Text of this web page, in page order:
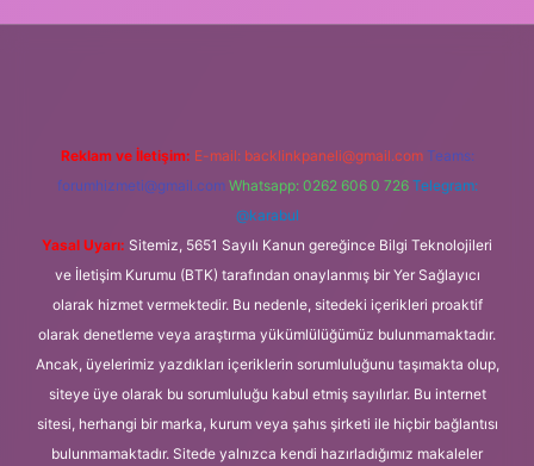
Reklam ve İletişim: E-mail: backlinkpaneli@gmail.com Teams:
forumhizmeti@gmail.com Whatsapp: 0262 606 0 726 Telegram:
@karabul
Yasal Uyarı: Sitemiz, 5651 Sayılı Kanun gereğince Bilgi Teknolojileri
ve İletişim Kurumu (BTK) tarafından onaylanmış bir Yer Sağlayıcı
olarak hizmet vermektedir. Bu nedenle, sitedeki içerikleri proaktif
olarak denetleme veya araştırma yükümlülüğümüz bulunmamaktadır.
Ancak, üyelerimiz yazdıkları içeriklerin sorumluluğunu taşımakta olup,
siteye üye olarak bu sorumluluğu kabul etmiş sayılırlar. Bu internet
sitesi, herhangi bir marka, kurum veya şahıs şirketi ile hiçbir bağlantısı
bulunmamaktadır. Sitede yalnızca kendi hazırladığımız makaleler